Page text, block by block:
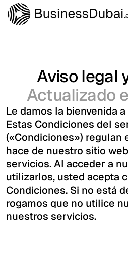
Aviso legal
Actualizado
Le damos la bienvenida
Estas Condiciones del
(«Condiciones») regulan
hace de nuestro sitio
servicios. Al acceder a
utilizarlos, usted acepta
Condiciones. Si no está
rogamos que no utilice
nuestros servicios.